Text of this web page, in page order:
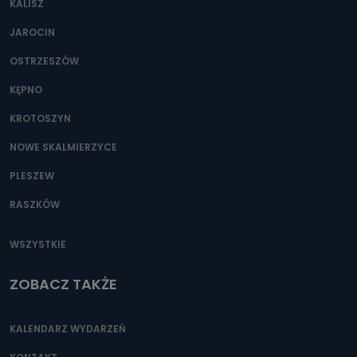
Można to zrobić pod numerem telefonu 62 735-51-05 lub
KALISZ
JAROCIN
OSTRZESZÓW
KĘPNO
KROTOSZYN
NOWE SKALMIERZYCE
PLESZEW
RASZKÓW
WSZYSTKIE
ZOBACZ TAKŻE
KALENDARZ WYDARZEŃ